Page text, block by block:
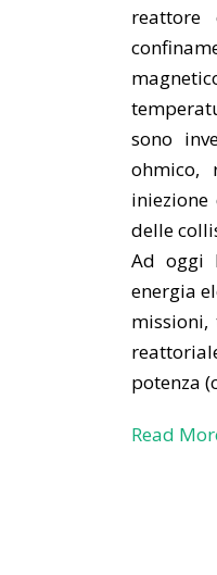
sono
ohmico,
delle
Ad oggi
energia
potenza
Read